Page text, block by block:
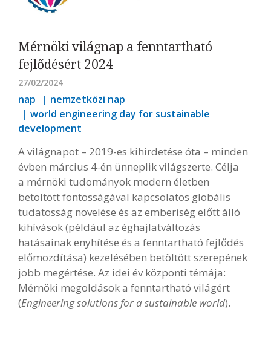
Mérnöki világnap a fenntartható
fejlődésért 2024
27/02/2024
nap
nemzetközi nap
world engineering day for sustainable
development
A világnapot – 2019-es kihirdetése óta – minden
évben március 4-én ünneplik világszerte. Célja
a mérnöki tudományok modern életben
betöltött fontosságával kapcsolatos globális
tudatosság növelése és az emberiség előtt álló
kihívások (például az éghajlatváltozás
hatásainak enyhítése és a fenntartható fejlődés
előmozdítása) kezelésében betöltött szerepének
jobb megértése. Az idei év központi témája:
Mérnöki megoldások a fenntartható világért
(Engineering solutions for a sustainable world).